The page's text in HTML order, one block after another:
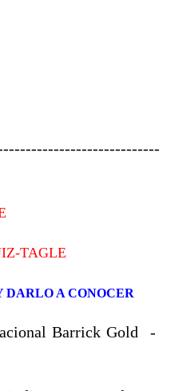
TAGLE
DARLO A CONOCER
Barrick Gold -